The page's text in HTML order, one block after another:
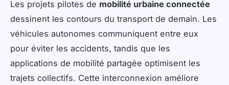
Les projets pilotes de mobilité urbaine connectée
dessinent les contours du transport de demain. Les
véhicules autonomes communiquent entre eux
pour éviter les accidents, tandis que les
applications de mobilité partagée optimisent les
trajets collectifs. Cette interconnexion améliore